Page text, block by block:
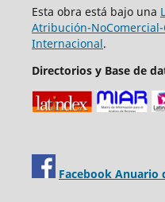
Esta obra está bajo una
Atribución-
Internacional.
Directorios y Base de
Facebook Anuario